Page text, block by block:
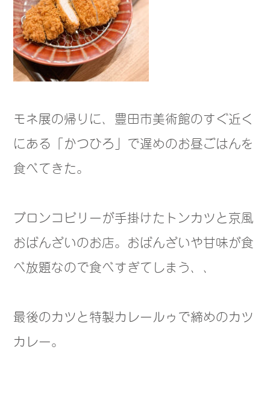
モネ展の帰りに、豊田市美術館のすぐ近く
にある「かつひろ」で遅めのお昼ごはんを
食べてきた。
ブロンコビリーが手掛けたトンカツと京風
おばんざいのお店。おばんざいや甘味が食
べ放題なので食べすぎてしまう、、
最後のカツと特製カレールゥで締めのカツ
カレー。